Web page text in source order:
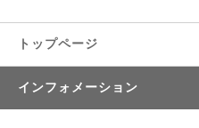
トップページ
インフォメーション